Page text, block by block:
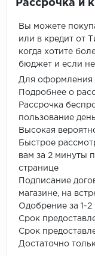
Рассрочка и
Вы можете
или в кредит от
когда хотите
бюджет и если
Для оформления
Подробнее о
Рассрочка
пользование
Высокая
Быстрое
вам за 2 минуты
странице
Подписание
магазине, на
Одобрение за 1-2
Срок
Срок
Достаточно